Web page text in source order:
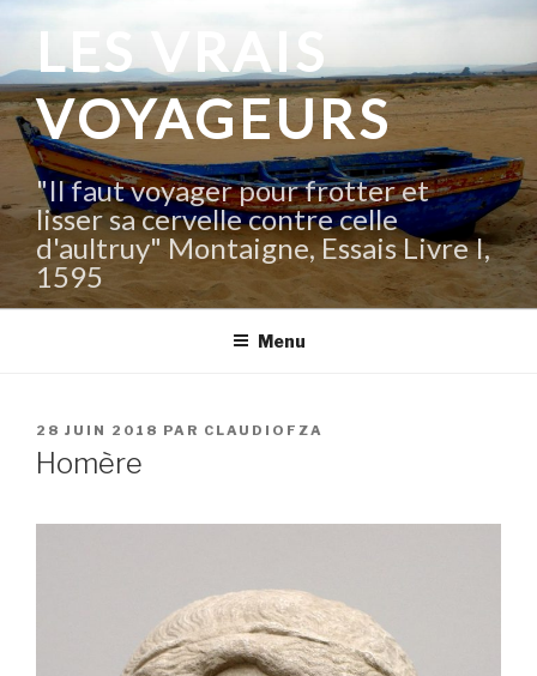
contenu
principal
LES VRAIS
VOYAGEURS
"Il faut voyager pour frotter et
lisser sa cervelle contre celle
d'aultruy" Montaigne, Essais Livre I,
1595
Menu
PUBLIÉ
LE
28 JUIN 2018 PAR CLAUDIOFZA
Homère